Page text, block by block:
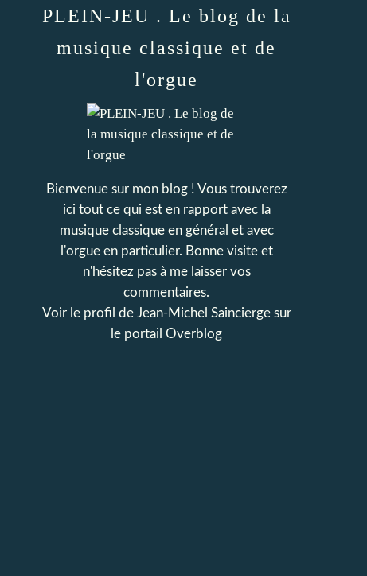
PLEIN-JEU . Le blog de la
musique classique et de
l'orgue
Bienvenue sur mon blog ! Vous trouverez
ici tout ce qui est en rapport avec la
musique classique en général et avec
l'orgue en particulier. Bonne visite et
n'hésitez pas à me laisser vos
commentaires.
Voir le profil de Jean-Michel Sainciergesur
le portail Overblog